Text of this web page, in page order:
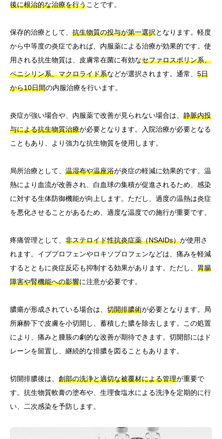
後に根治的な治療を行うことです。
保存的治療として、 抗生物質の投与が第一選択となります。軽度
から中等度の炎症であれば、内服薬による治療が効果的です。使
用される抗生物質は、皮膚常在菌に有効なセファロスポリン系、
ペニシリン系、マクロライド系などが選択されます。通常、 5日
から10日間の内服治療を行います。
炎症が強い場合や、内服薬で改善が見られない場合は、 静脈内投
与による抗生物質治療が必要となります。入院治療が必要となる
こともあり、より強力な抗生物質を使用します。
局所治療として、 温湿布や温座浴が炎症の軽減に効果的です。温
熱により血流が改善され、白血球の集積が促進されるため、感染
に対する生体防御機能が向上します。ただし、過度の温熱は炎症
を悪化させることがあるため、適度な温度での施行が重要です。
疼痛管理として、 非ステロイド性抗炎症薬（NSAIDs）が使用さ
れます。イブプロフェンやロキソプロフェンなどは、痛みを軽減
するとともに炎症反応も抑制する効果があります。ただし、 胃腸
障害や腎機能への影響に注意が必要です。
膿瘍が形成されている場合は、 切開排膿術が必要となります。局
所麻酔下で皮膚を小切開し、蓄積した膿を除去します。この処置
により、痛みと腫脹の劇的な改善が期待できます。切開部にはド
レーンを留置し、継続的な排膿を図ることもあります。
切開排膿後は、 創部の洗浄と適切な被覆材による管理が重要で
す。抗生物質軟膏の塗布や、生理食塩水による洗浄を定期的に行
い、二次感染を予防します。